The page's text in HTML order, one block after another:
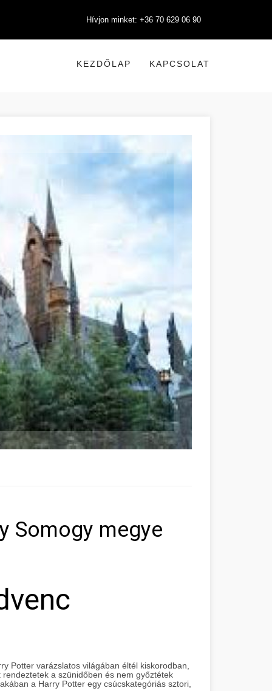
Hívjon minket: +36 70 629 06 90
KEZDŐLAP KAPCSOLAT
Somogy megye
Potter varázslatos világában éltél kiskorodban,
a szünidőben és nem győztétek
a Harry Potter egy csúcskategóriás sztori,